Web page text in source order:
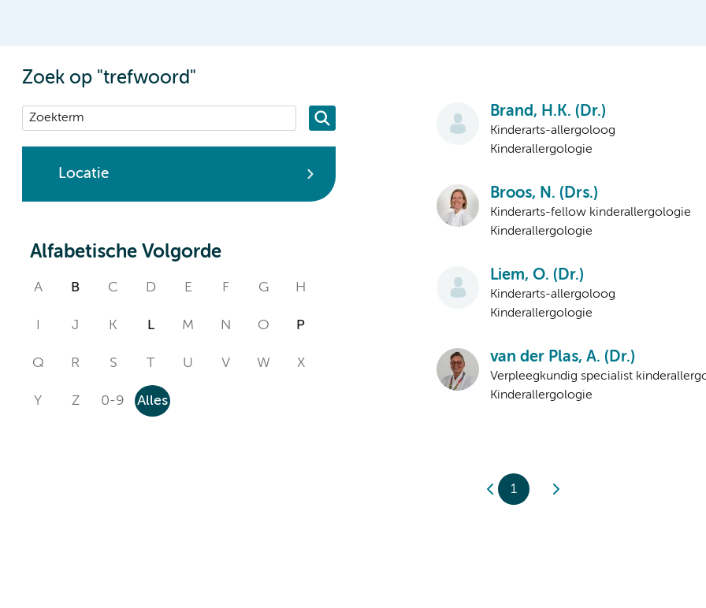
Zoek op "trefwoord"
Locatie
Alfabetische Volgorde
A B C D E F G H
J K L M N O P
Q R S T U V W X
Y Z 0-9 Alles
Brand, H.K. (Dr.)
Kinderarts-allergoloog
Kinderallergologie
Broos, N. (Drs.)
Kinderarts-fellow kinderallergologie
Kinderallergologie
Liem, O. (Dr.)
Kinderarts-allergoloog
Kinderallergologie
van der Plas, A. (Dr.)
Verpleegkundig specialist
Kinderallergologie
1